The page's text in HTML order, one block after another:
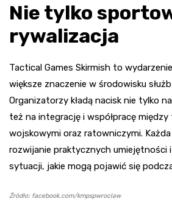
Nie tylko
rywalizacja
Tactical Games Skirmish to
większe znaczenie w środowisku
Organizatorzy kładą nacisk nie tylko
też na integrację i współpracę
wojskowymi oraz ratowniczymi.
rozwijanie praktycznych umiejętności
sytuacji, jakie mogą pojawić się
Źródło: facebook.com/kmpspwroclaw